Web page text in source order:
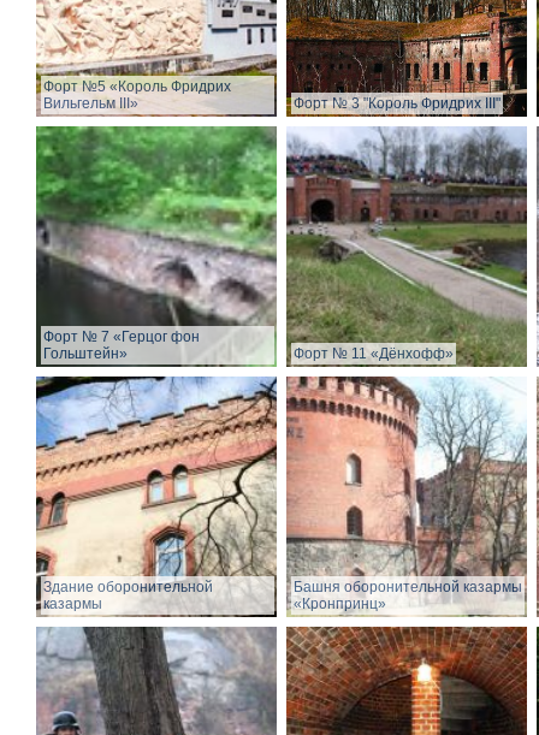
Форт №5 «Король Фридрих
Вильгельм III»
Форт № 3 "Король Фридрих III"
Форт № 7 «Герцог фон
Гольштейн»
Форт № 11 «Дёнхофф»
Здание оборонительной
казармы
Башня оборонительной казармы
«Кронпринц»